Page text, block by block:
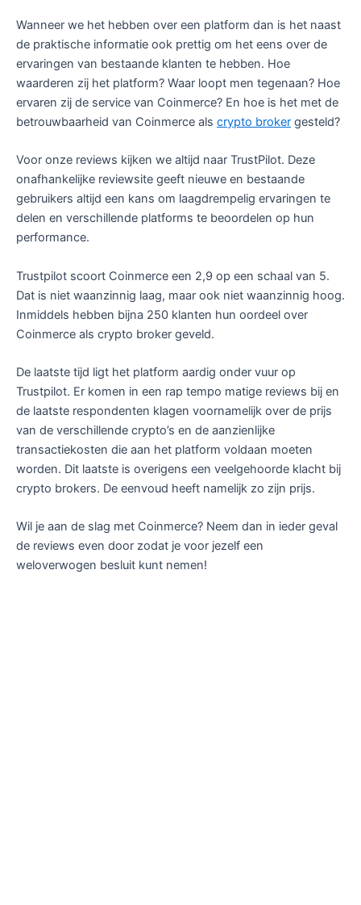
Wanneer we het hebben over een platform dan is het naast
de praktische informatie ook prettig om het eens over de
ervaringen van bestaande klanten te hebben. Hoe
waarderen zij het platform? Waar loopt men tegenaan? Hoe
ervaren zij de service van Coinmerce? En hoe is het met de
betrouwbaarheid van Coinmerce als crypto broker gesteld?
Voor onze reviews kijken we altijd naar TrustPilot. Deze
onafhankelijke reviewsite geeft nieuwe en bestaande
gebruikers altijd een kans om laagdrempelig ervaringen te
delen en verschillende platforms te beoordelen op hun
performance.
Trustpilot scoort Coinmerce een 2,9 op een schaal van 5.
Dat is niet waanzinnig laag, maar ook niet waanzinnig hoog.
Inmiddels hebben bijna 250 klanten hun oordeel over
Coinmerce als crypto broker geveld.
De laatste tijd ligt het platform aardig onder vuur op
Trustpilot. Er komen in een rap tempo matige reviews bij en
de laatste respondenten klagen voornamelijk over de prijs
van de verschillende crypto’s en de aanzienlijke
transactiekosten die aan het platform voldaan moeten
worden. Dit laatste is overigens een veelgehoorde klacht bij
crypto brokers. De eenvoud heeft namelijk zo zijn prijs.
Wil je aan de slag met Coinmerce? Neem dan in ieder geval
de reviews even door zodat je voor jezelf een
weloverwogen besluit kunt nemen!